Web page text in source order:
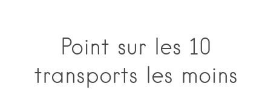
Point sur les 10
transports les moins